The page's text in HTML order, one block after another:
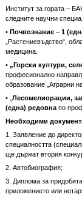
Институт за гората –
следните научни
• Почвознание – 1
„Растениевъдство“,
медицина.
• „Горски култури,
професионално
образование „Аграрни
• „Лесомелиорации,
(една) редовнапо
Необходими
1. Заявление до
специалността
ще държат втория
2. Автобиография;
3. Диплома за
приложението или